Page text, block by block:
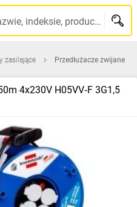
Szukaj po nazwie, indeksie, producencie, kodzie kreskowym...
zasilające Przedłużacze zwijane
4x230V H05VV‑F 3G1,5